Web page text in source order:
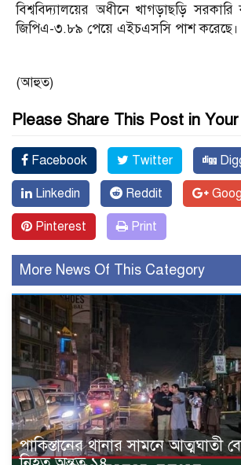
বিশ্ববিদ্যালয়ের অধীনে খাগড়াছড়ি
জিপিএ-৩.৮৯ পেয়ে এইচএসসি পাশ করেছে।
(আহুত)
Please Share This Post in
Facebook Twitter
Linkedin Reddit
Pinterest Print
More News Of This Category
পাকিস্তানের থানার সামনে আত্মঘাতী